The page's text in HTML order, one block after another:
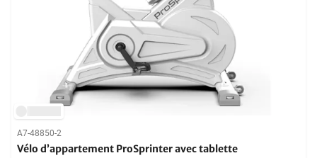
A7-48850-2
Vélo d’appartement ProSprinter avec tablette